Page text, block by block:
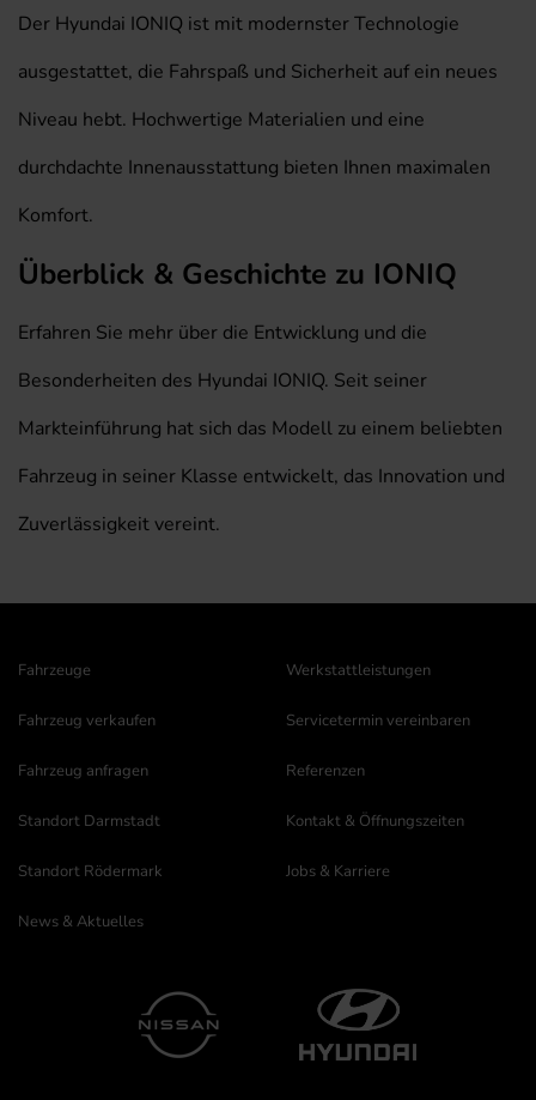
Der Hyundai IONIQ ist mit modernster Technologie
ausgestattet, die Fahrspaß und Sicherheit auf ein neues
Niveau hebt. Hochwertige Materialien und eine
durchdachte Innenausstattung bieten Ihnen maximalen
Komfort.
Überblick & Geschichte zu IONIQ
Erfahren Sie mehr über die Entwicklung und die
Besonderheiten des Hyundai IONIQ. Seit seiner
Markteinführung hat sich das Modell zu einem beliebten
Fahrzeug in seiner Klasse entwickelt, das Innovation und
Zuverlässigkeit vereint.
Fahrzeuge
Fahrzeug verkaufen
Fahrzeug anfragen
Werkstattleistungen
Servicetermin vereinbaren
Referenzen
Standort Darmstadt
Standort Rödermark
News & Aktuelles
Kontakt & Öffnungszeiten
Jobs & Karriere